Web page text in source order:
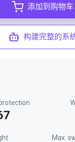
添加到购物车
构建完整的系
Max.